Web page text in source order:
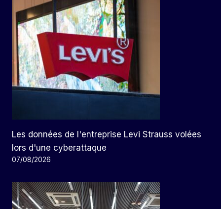
Les données de l'entreprise Levi Strauss volées
lors d'une cyberattaque
07/08/2026